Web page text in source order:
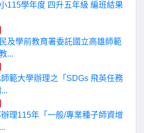
115學年度 四升五年級 編班結果
及學前教育署委託國立高雄師範
...
範大學辦理之「SDGs 飛英任務
理115年「一般/專業種子師資增